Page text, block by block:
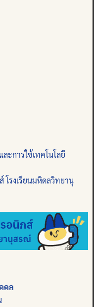
ะการใช้เทคโนโลยี
โรงเรียนมหิดลวิทยานุ
คล